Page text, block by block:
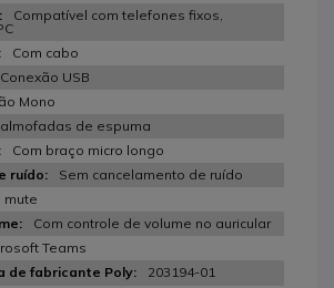
Compatível com telefones fixos,
Com cabo
Conexão USB
Mono
almofadas de espuma
Com braço micro longo
Sem cancelamento de ruído
mute
Com controle de volume no auricular
Teams
203194-01